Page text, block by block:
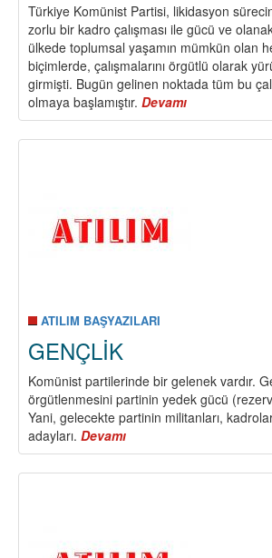
Türkiye Komünist Partisi, likidasyon
zorlu bir kadro çalışması ile gücü ve
ülkede toplumsal yaşamın mümkün olan
biçimlerde, çalışmalarını örgütlü olarak
girmişti. Bugün gelinen noktada tüm bu
olmaya başlamıştır. Devamı
Gündeme
Müdahale
ATILIM BAŞYAZILARI
GENÇLİK
Komünist partilerinde bir gelenek vardır.
örgütlenmesini partinin yedek gücü
Yani, gelecekte partinin militanları,
adayları. Devamı
GENÇLİK